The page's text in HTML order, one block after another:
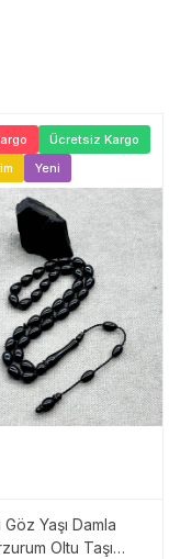
Ücretsiz Kargo
Yeni
Göz Yaşı Damla
Oltu Taşı